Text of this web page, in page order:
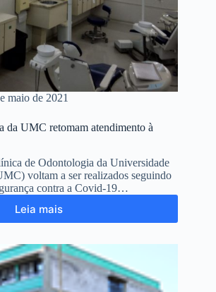
maio de 2021
da UMC retomam atendimento à
de Odontologia da Universidade
voltam a ser realizados seguindo
contra a Covid-19…
Leia mais